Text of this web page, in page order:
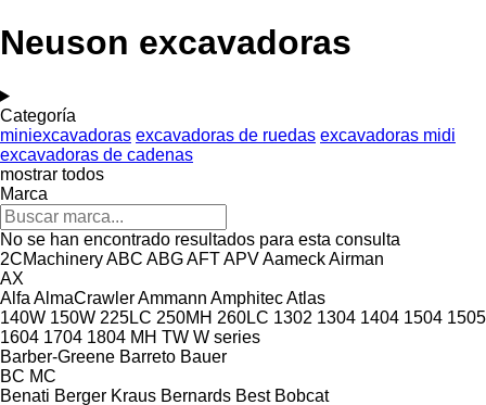
Neuson excavadoras
Categoría
miniexcavadoras excavadoras de ruedas excavadoras midi
excavadoras de cadenas
mostrar todos
Marca
No se han encontrado resultados para esta consulta
2CMachineryABC ABGAFTAPVAameckAirman
AX
Alfa AlmaCrawlerAmmann AmphitecAtlas
140W 150W 225LC 250MH 260LC 1302 1304 1404 1504 1505
1604 1704 1804 MH TW W series
Barber-Greene Barreto Bauer
BC MC
Benati Berger Kraus Bernards Best Bobcat